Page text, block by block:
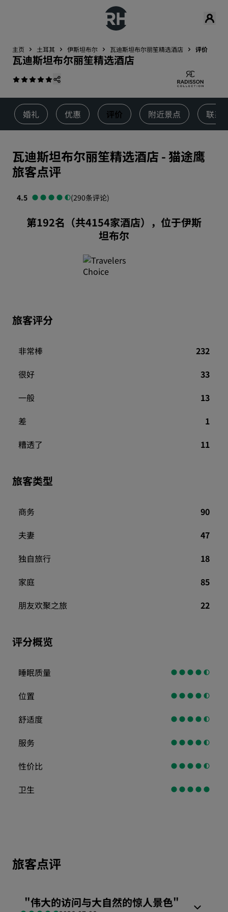
主页 土耳其 伊斯坦布尔 瓦迪斯坦布尔丽笙精选酒店 评价
瓦迪斯坦布尔丽笙精选酒店
婚礼 优惠 评价 附近景点 联系
瓦迪斯坦布尔丽笙精选酒店 -猫途鹰
旅客点评
4.5 (290条评论)
第192名（共4154家酒店），位于伊斯
坦布尔
旅客评分
非常棒
232
很好
33
一般
13
差
1
糟透了
11
旅客类型
商务
90
夫妻
47
独自旅行
18
家庭
85
朋友欢聚之旅
22
评分概览
睡眠质量
位置
舒适度
服务
性价比
卫生
旅客点评
"伟大的访问与大自然的惊人景色"